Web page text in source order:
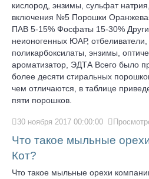
кислород, энзимы, сульфат
включения №5 Порошки
ПАВ 5-15% Фосфаты 15-30%
неионогенных ЮАР,
поликарбоксилаты, энзимы,
ароматизатор, ЭДТА Всего было
более десяти стиральных
чем отличаются, в таблице
пяти порошков.
30 ноября 2017 00:00:00
Что такое мыльные
Кот?
Что такое мыльные орехи